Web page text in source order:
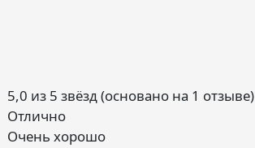
5,0 из 5 звёзд (основано на 1 отзыве)
Отлично
Очень хорошо